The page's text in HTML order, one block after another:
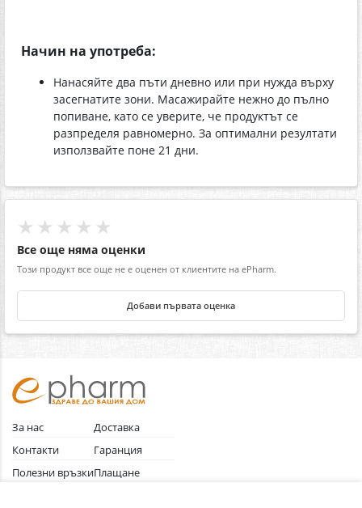
Начин на употреба:
Нанасяйте два пъти дневно или при нужда върху
засегнатите зони. Масажирайте нежно до пълно
попиване, като се уверите, че продуктът се
разпределя равномерно. За оптимални резултати
използвайте поне 21 дни.
★★★★★
Все още няма оценки
Този продукт все още не е оценен от клиентите на ePharm.
Добави първата оценка
За нас
Контакти
Полезни връзки
Доставка
Гаранция
Плащане